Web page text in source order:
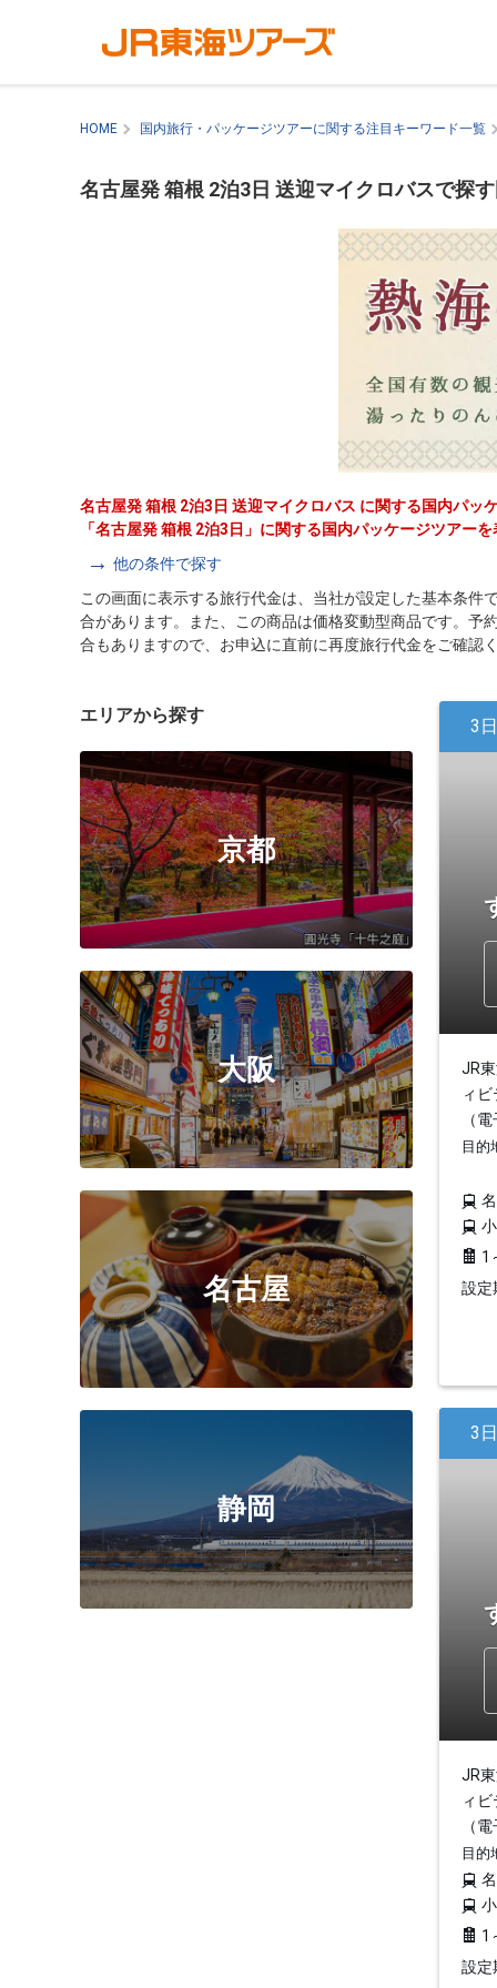
HOME 国内旅行・パッケージツアーに関する注目キーワード一覧
名古屋発 箱根 2泊3日 送迎マイクロバスで探
名古屋発 箱根 2泊3日 送迎マイクロバス に関する国内パッ
「名古屋発 箱根 2泊3日」に関する国内パッケージツアー
他の条件で探す
この画面に表示する旅行代金は、当社が設定した基本条
合があります。また、この商品は価格変動型商品です。予
合もありますので、お申込に直前に再度旅行代金をご確認
エリアから探す
京都
大阪
名古屋
静岡
3
JR
ィ
（
目的
1
設
3
JR
ィ
（
目的
1
設